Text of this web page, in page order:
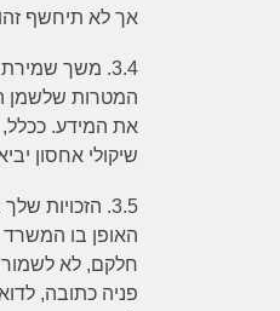
אך לא תיחשף
3.4. משך שמירת
המטרות שלשמן
את המידע.
שיקולי אחסון
3.5. הזכויות
האופן בו
חלקם, לא לשמור